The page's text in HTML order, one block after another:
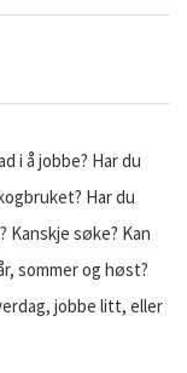
PÅ LINKEDIN
i å jobbe? Har du
Har du
Kanskje søke? Kan
sommer og høst?
jobbe litt, eller